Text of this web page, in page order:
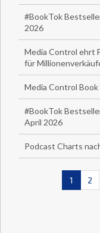
#BookTok
2026
Media Control ehrt
für
Media Control
#BookTok
April 2026
Podcast Charts
1 2